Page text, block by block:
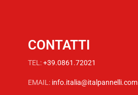
CONTATTI
TEL:+39.0861.72021
EMAIL: info.italia@italpannelli.com